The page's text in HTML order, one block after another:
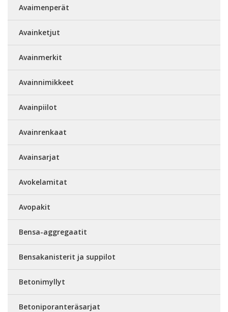
Avaimenperät
Avainketjut
Avainmerkit
Avainnimikkeet
Avainpiilot
Avainrenkaat
Avainsarjat
Avokelamitat
Avopakit
Bensa-aggregaatit
Bensakanisterit ja suppilot
Betonimyllyt
Betoniporanteräsarjat